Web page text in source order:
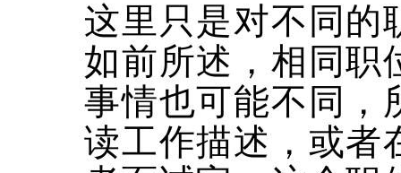
这里只是对不同的
如前所述，相同职
事情也可能不同，
读工作描述，或者